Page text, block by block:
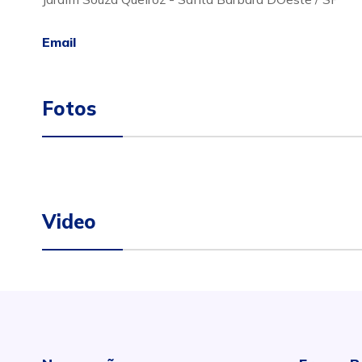
Email
Fotos
Video